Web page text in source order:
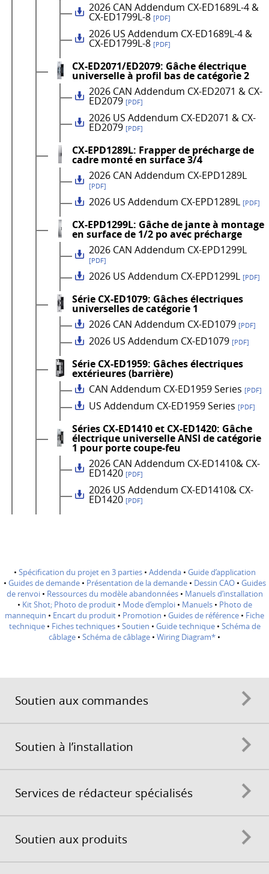
2026 CAN Addendum CX-ED1689L-4 &
CX-ED1799L-8 [PDF]
2026 US Addendum CX-ED1689L-4 &
CX-ED1799L-8 [PDF]
CX-ED2071/ED2079: Gâche électrique
universelle à profil bas de catégorie 2
2026 CAN Addendum CX-ED2071 & CX-
ED2079 [PDF]
2026 US Addendum CX-ED2071 & CX-
ED2079 [PDF]
CX-EPD1289L: Frapper de précharge de
cadre monté en surface 3/4
2026 CAN Addendum CX-EPD1289L
[PDF]
2026 US Addendum CX-EPD1289L [PDF]
CX-EPD1299L: Gâche de jante à montage
en surface de 1/2 po avec précharge
2026 CAN Addendum CX-EPD1299L
[PDF]
2026 US Addendum CX-EPD1299L [PDF]
Série CX-ED1079: Gâches électriques
universelles de catégorie 1
2026 CAN Addendum CX-ED1079 [PDF]
2026 US Addendum CX-ED1079 [PDF]
Série CX-ED1959: Gâches électriques
extérieures (barrière)
CAN Addendum CX-ED1959 Series [PDF]
US Addendum CX-ED1959 Series [PDF]
Séries CX-ED1410 et CX-ED1420: Gâche
électrique universelle ANSI de catégorie
1 pour porte coupe-feu
2026 CAN Addendum CX-ED1410& CX-
ED1420 [PDF]
2026 US Addendum CX-ED1410& CX-
ED1420 [PDF]
• Spécification du projet en 3 parties• Addenda• Guide d’application
• Guides de demande• Présentation de la demande• Dessin CAO• Guides
de renvoi• Ressources du modèle abandonnées• Manuels d’installation
• Kit Shot; Photo de produit• Mode d’emploi• Manuels• Photo de
mannequin • Encart du produit • Promotion • Guides de référence • Fiche
technique• Fiches techniques• Soutien • Guide technique• Schéma de
câblage • Schéma de câblage • Wiring Diagram* •
Soutien aux commandes
Soutien à l’installation
Services de rédacteur spécialisés
Soutien aux produits